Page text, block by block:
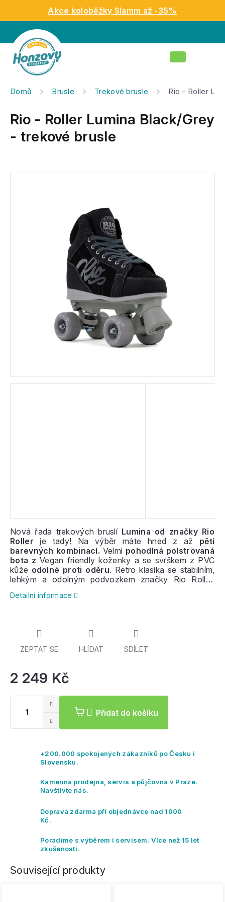
obsah
Akce koloběžky Slamm až -35%
Nákupní
Domů Brusle Trekové brusle Rio - Roller
Rio - Roller Lumina Black/Grey
- trekové brusle
2 249 Kč
Přidat do košíku
Nová řada trekových bruslí Lumina od značky Rio
Roller je tady! Na výběr máte hned z až pěti
barevných kombinací. Velmi pohodlná polstrovaná
bota zVegan friendly koženky a se svrškem z PVC
kůže odolné proti oděru. Retro klasika se stabilním,
lehkým a odolným podvozkem značky Rio Roller,
jsou velmitichá a pohodlná
Detailní informace
ZEPTAT SE HLÍDAT SDÍLET
+200.000 spokojených zákazníků po Česku i
Slovensku.
Kamenná prodejna, servis a půjčovna v Praze.
Navštivte nás.
Doprava zdarma při objednávce nad 1000
Kč.
Poradíme s výběrem i servisem. Více než 15 let
zkušeností.
Související produkty